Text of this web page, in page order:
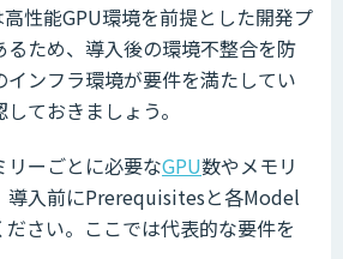
性能GPU環境を前提とした開発プ
るため、導入後の環境不整合を防
インフラ環境が要件を満たしてい
ておきましょう。
リーごとに必要なGPU数やメモリ
導入前にPrerequisitesと各Model
さい。ここでは代表的な要件を